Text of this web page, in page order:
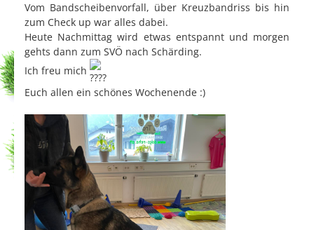
Vom Bandscheibenvorfall, über Kreuzbandriss bis hin
zum Check up war alles dabei.
Heute Nachmittag wird etwas entspannt und morgen
gehts dann zum SVÖ nach Schärding.
Ich freu mich
Euch allen ein schönes Wochenende :)